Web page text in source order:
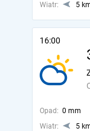
Wiatr:
5
16:00
Opad: 0 mm
Wiatr:
5